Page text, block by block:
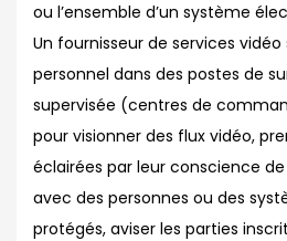
ou l’ensemble d’un système
Un fournisseur de services
personnel dans des postes de
supervisée (centres de
pour visionner des flux vidéo,
éclairées par leur conscience
avec des personnes ou des
protégés, aviser les parties